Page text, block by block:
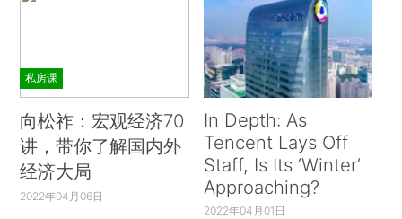
私房课
向松祚：宏观经济70
讲，带你了解国内外
经济大局
2022年04月06日
In Depth: As
Tencent Lays Off
Staff, Is Its ‘Winter’
Approaching?
2022年04月01日